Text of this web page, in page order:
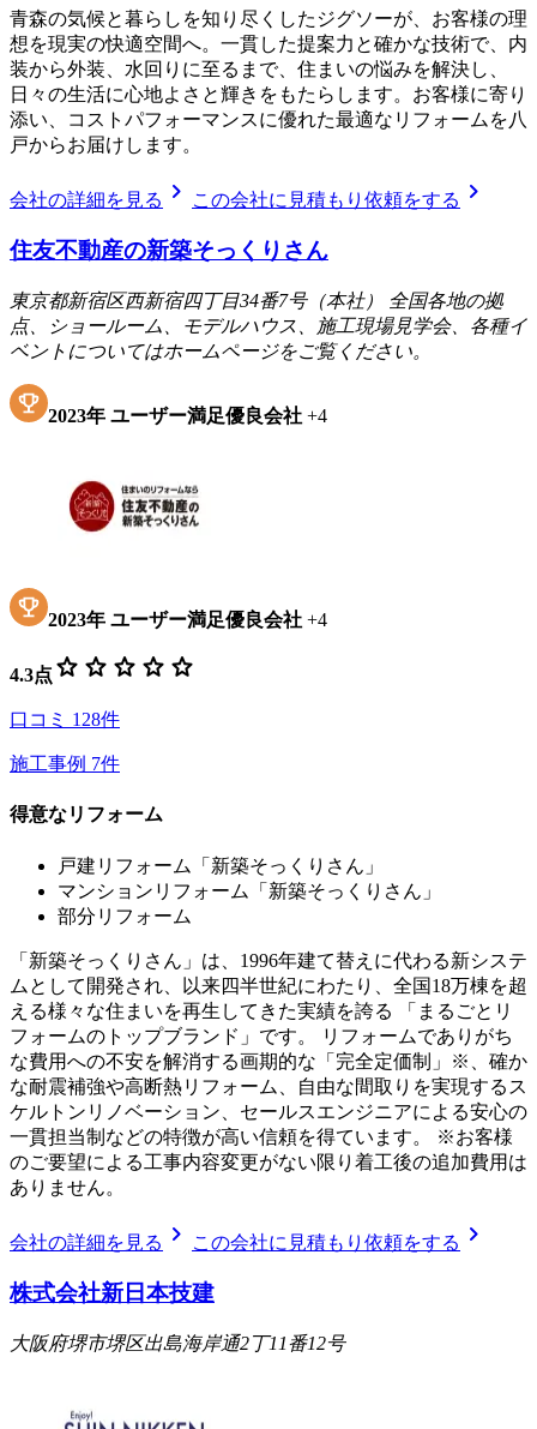
青森の気候と暮らしを知り尽くしたジグソーが、お客様の理
想を現実の快適空間へ。一貫した提案力と確かな技術で、内
装から外装、水回りに至るまで、住まいの悩みを解決し、
日々の生活に心地よさと輝きをもたらします。お客様に寄り
添い、コストパフォーマンスに優れた最適なリフォームを八
戸からお届けします。
会社の詳細を見る chevron_right この会社に見積もり依頼をする chevron_right
住友不動産の新築そっくりさん
東京都新宿区西新宿四丁目34番7号（本社） 全国各地の拠
点、ショールーム、モデルハウス、施工現場見学会、各種イ
ベントについてはホームページをご覧ください。
2023年 ユーザー満足優良会社 +4
2023年 ユーザー満足優良会社 +4
4.3点 star star star star star
口コミ 128件
施工事例 7件
得意なリフォーム
戸建リフォーム「新築そっくりさん」
マンションリフォーム「新築そっくりさん」
部分リフォーム
「新築そっくりさん」は、1996年建て替えに代わる新システ
ムとして開発され、以来四半世紀にわたり、全国18万棟を超
える様々な住まいを再生してきた実績を誇る 「まるごとリ
フォームのトップブランド」です。 リフォームでありがち
な費用への不安を解消する画期的な「完全定価制」※、確か
な耐震補強や高断熱リフォーム、自由な間取りを実現するス
ケルトンリノベーション、セールスエンジニアによる安心の
一貫担当制などの特徴が高い信頼を得ています。 ※お客様
のご要望による工事内容変更がない限り着工後の追加費用は
ありません。
会社の詳細を見る chevron_right この会社に見積もり依頼をする chevron_right
株式会社新日本技建
大阪府堺市堺区出島海岸通2丁11番12号